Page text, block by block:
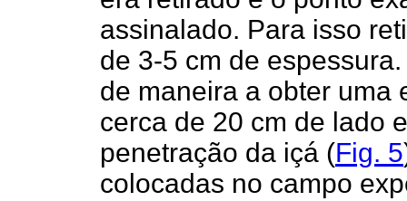
assinalado. Para isso
de 3-5 cm de
de maneira a obter uma
cerca de 20 cm de lado
penetração da içá (Fig. 5
colocadas no campo